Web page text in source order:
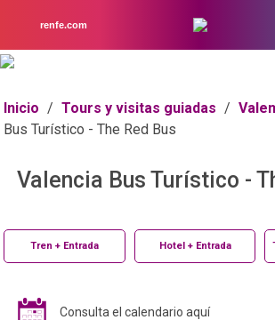
renfe.com
Inicio / Tours y visitas guiadas /
Bus Turístico - The Red Bus
Valencia Bus Turístico -
Tren + Entrada Hotel + Entrada
Consulta el calendario aquí